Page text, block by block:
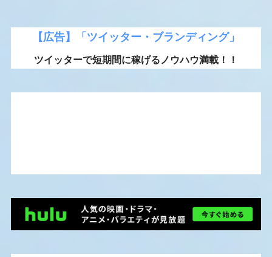
【広告】「ツイッター・ブランディング」
ツイッターで短期間に稼げるノウハウ満載！！